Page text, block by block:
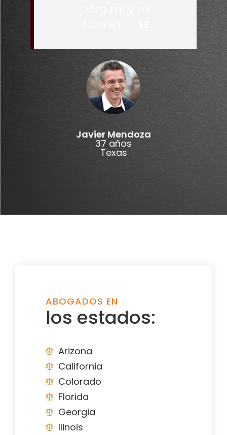
Javier Mendoza
37 años
Texas
ABOGADOS EN
los estados:
Arizona
California
Colorado
Florida
Georgia
Ilinois